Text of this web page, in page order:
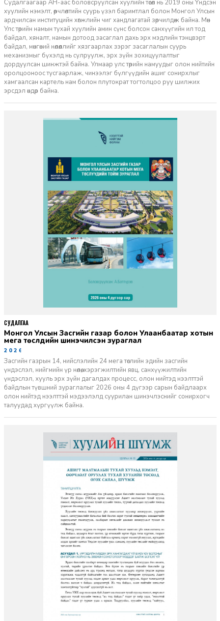
Судалгаагаар АН-аас боловсруулсан хуулийн төсөл нь 2019 оны Үндсэн
хуулийн нэмэлт, өөрчлөлтийн суурь үзэл баримтлал болон Монгол Улсын
ардчилсан институцийн хөгжлийн чиг хандлагатай зөрчилдөж байна. Мөн
Улс төрийн намын тухай хуулийн амин сүнс болсон санхүүгийн ил тод
байдал, хяналт, намын дотоод засаглал дахь эрх мэдлийн тэнцвэрт
байдал, мөнгөний нөлөөллийг хязгаарлах зэрэг засаглалын суурь
механизмыг бүхэлд нь сулруулж, эрх зүйн зохицуулалтыг
дордуулсан шинжтэй байна. Улмаар улс төрийн намуудыг олон нийтийн
оролцооноос тусгаарлаж, чинээлэг бүлгүүдийн ашиг сонирхлыг
хамгаалсан картель нам болон плутократ тогтолцоо руу шилжих
эрсдэл өндөр байна.
Монгол Улсын Засгийн газар болон Улаанбаатар хотын
мега төслүүдийн шинэчилсэн зураглал
2026-06-29
Засгийн газрын 14, нийслэлийн 24 мега төслийн эдийн засгийн
үндэслэл, нийгмийн үр нөлөө, хэрэгжилтийн явц, санхүүжилтийн
үндэслэл, хууль эрх зүйн дагалдах процесс, олон нийтэд нээлттэй
байдлын түвшний зураглалыг 2026 оны 4 дүгээр сарын байдлаарх
олон нийтэд нээлттэй мэдээлэлд суурилан шинэчлэснийг сонирхогч
талуудад хүргүүлж байна.
СУДАЛГАА